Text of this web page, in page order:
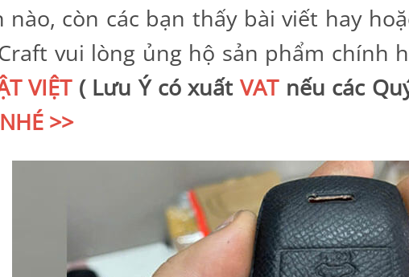
nào, còn các bạn thấy bài viết hay
vui lòng ủng hộ sản phẩm chính
VIỆT( Lưu Ý có xuấtVATnếu các
>>